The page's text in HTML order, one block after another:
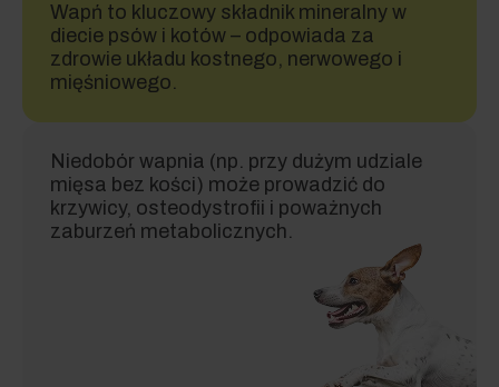
Wapń to kluczowy składnik mineralny w
diecie psów i kotów – odpowiada za
zdrowie układu kostnego, nerwowego i
mięśniowego.
Niedobór wapnia (np. przy dużym udziale
mięsa bez kości) może prowadzić do
krzywicy, osteodystrofii i poważnych
zaburzeń metabolicznych.